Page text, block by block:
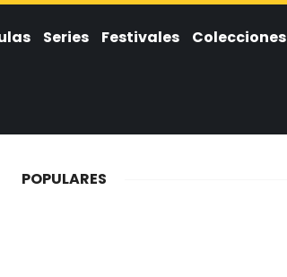
Series Festivales Colecciones
POPULARES